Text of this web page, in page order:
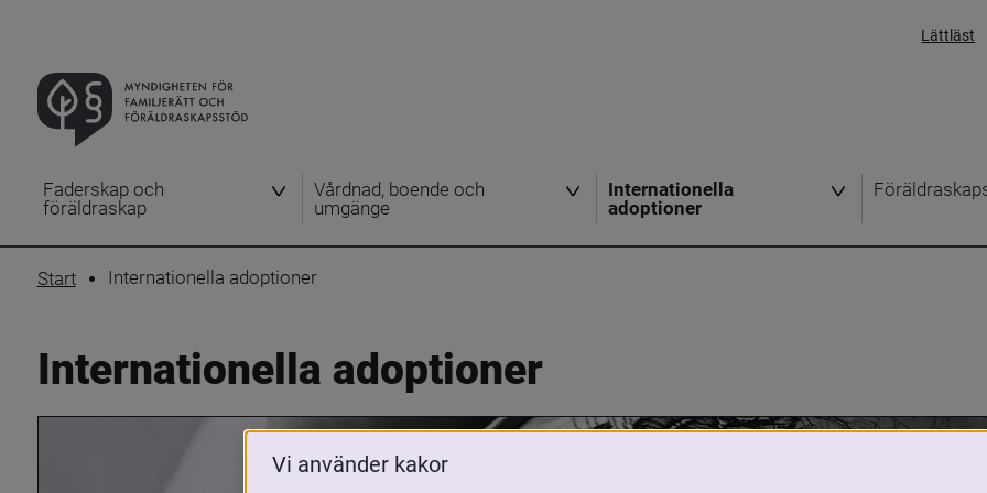
Lättläst
Faderskap och
föräldraskap
Vårdnad, boende och
umgänge
Internationella
adoptioner
Start Internationella adoptioner
Internationella adoptioner
Vi använder kakor